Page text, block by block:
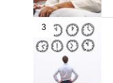
3